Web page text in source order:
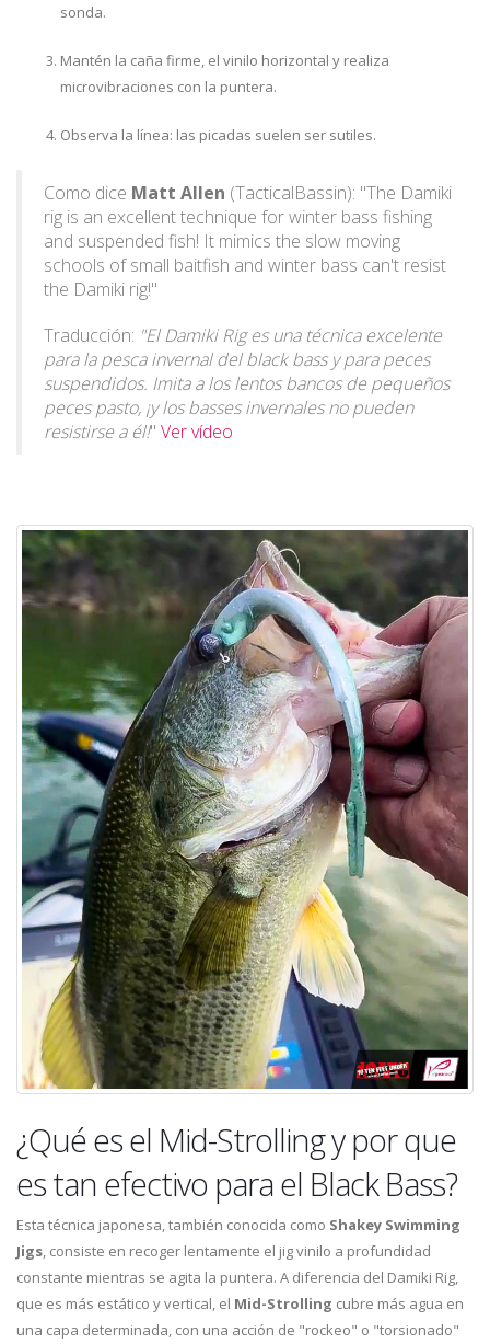
sonda.
Mantén la caña firme, el vinilo horizontal y realiza
microvibraciones con la puntera.
Observa la línea: las picadas suelen ser sutiles.
Como dice Matt Allen (TacticalBassin): "The Damiki
rig is an excellent technique for winter bass fishing
and suspended fish! It mimics the slow moving
schools of small baitfish and winter bass can't resist
the Damiki rig!"
Traducción: "El Damiki Rig es una técnica excelente
para la pesca invernal del black bass y para peces
suspendidos. Imita a los lentos bancos de pequeños
peces pasto, ¡y los basses invernales no pueden
resistirse a él!" Ver vídeo
¿Qué es el Mid-Strolling y por que
es tan efectivo para el Black Bass?
Esta técnica japonesa, también conocida como Shakey Swimming
Jigs , consiste en recoger lentamente el jig vinilo a profundidad
constante mientras se agita la puntera. A diferencia del Damiki Rig,
que es más estático y vertical, el Mid-Strolling cubre más agua en
una capa determinada, con una acción de "rockeo" o "torsionado"